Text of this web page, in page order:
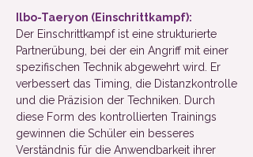
Ilbo-Taeryon (Einschrittkampf):
Der Einschrittkampf ist eine strukturierte
Partnerübung, bei der ein Angriff mit einer
spezifischen Technik abgewehrt wird. Er
verbessert das Timing, die Distanzkontrolle
und die Präzision der Techniken. Durch
diese Form des kontrollierten Trainings
gewinnen die Schüler ein besseres
Verständnis für die Anwendbarkeit ihrer